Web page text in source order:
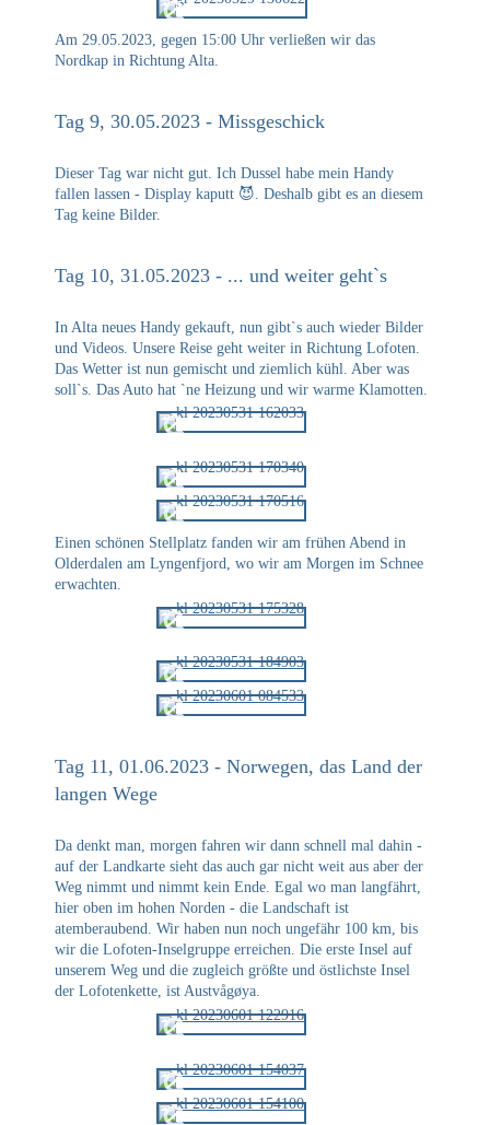
Am 29.05.2023, gegen 15:00 Uhr verließen wir das
Nordkap in Richtung Alta.
Tag 9, 30.05.2023 - Missgeschick
Dieser Tag war nicht gut. Ich Dussel habe mein Handy
fallen lassen - Display kaputt 😈. Deshalb gibt es an diesem
Tag keine Bilder.
Tag 10, 31.05.2023 - ... und weiter geht`s
In Alta neues Handy gekauft, nun gibt`s auch wieder Bilder
und Videos. Unsere Reise geht weiter in Richtung Lofoten.
Das Wetter ist nun gemischt und ziemlich kühl. Aber was
soll`s. Das Auto hat `ne Heizung und wir warme Klamotten.
Einen schönen Stellplatz fanden wir am frühen Abend in
Olderdalen am Lyngenfjord, wo wir am Morgen im Schnee
erwachten.
Tag 11, 01.06.2023 - Norwegen, das Land der
langen Wege
Da denkt man, morgen fahren wir dann schnell mal dahin -
auf der Landkarte sieht das auch gar nicht weit aus aber der
Weg nimmt und nimmt kein Ende. Egal wo man langfährt,
hier oben im hohen Norden - die Landschaft ist
atemberaubend. Wir haben nun noch ungefähr 100 km, bis
wir die Lofoten-Inselgruppe erreichen. Die erste Insel auf
unserem Weg und die zugleich größte und östlichste Insel
der Lofotenkette, ist Austvågøya.